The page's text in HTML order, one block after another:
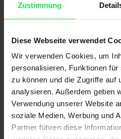
Zustimmung
Diese Webseite verwendet
Wir verwenden Cookies, um
personalisieren, Funktionen
zu können und die Zugriffe auf
analysieren. Außerdem geben
Verwendung unserer Website
soziale Medien, Werbung und
Partner führen diese
Das luftig-elegante Sonnensegel
Stabilität, eine komfortable
außergewöhnliches Designelement
Blickfang. Für das gewisse Etwas
oder im Garten.
Brillante Extras
Weitere Informationen zu